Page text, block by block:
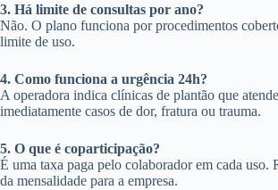
3. Há limite de consultas por ano?
Não. O plano funciona por procedimentos
limite de uso.
4. Como funciona a urgência 24h?
A operadora indica clínicas de plantão que
imediatamente casos de dor, fratura ou trauma.
5. O que é coparticipação?
É uma taxa paga pelo colaborador em cada uso.
da mensalidade para a empresa.